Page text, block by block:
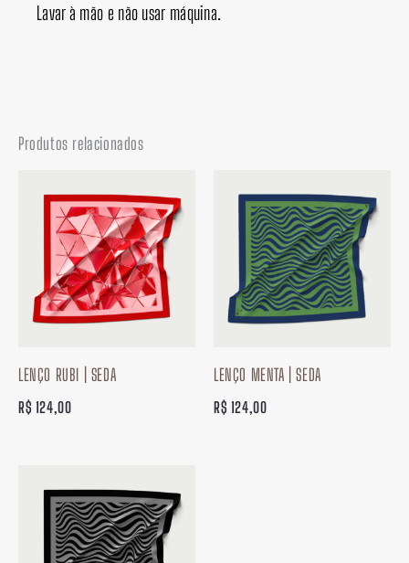
Lavar à mão e não usar máquina.
Produtos relacionados
LENÇO RUBI | SEDA
R$ 124,00
LENÇO MENTA | SEDA
R$ 124,00